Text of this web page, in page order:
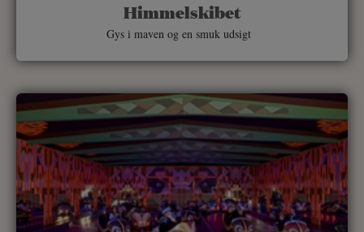
Himmelskibet
Gys i maven og en smuk udsigt